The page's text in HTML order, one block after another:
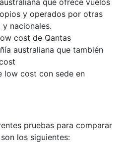
que ofrece vuelos
y operados por otras
nacionales.
cost de Qantas
australiana que también
low cost con sede en
pruebas para comparar
los siguientes: